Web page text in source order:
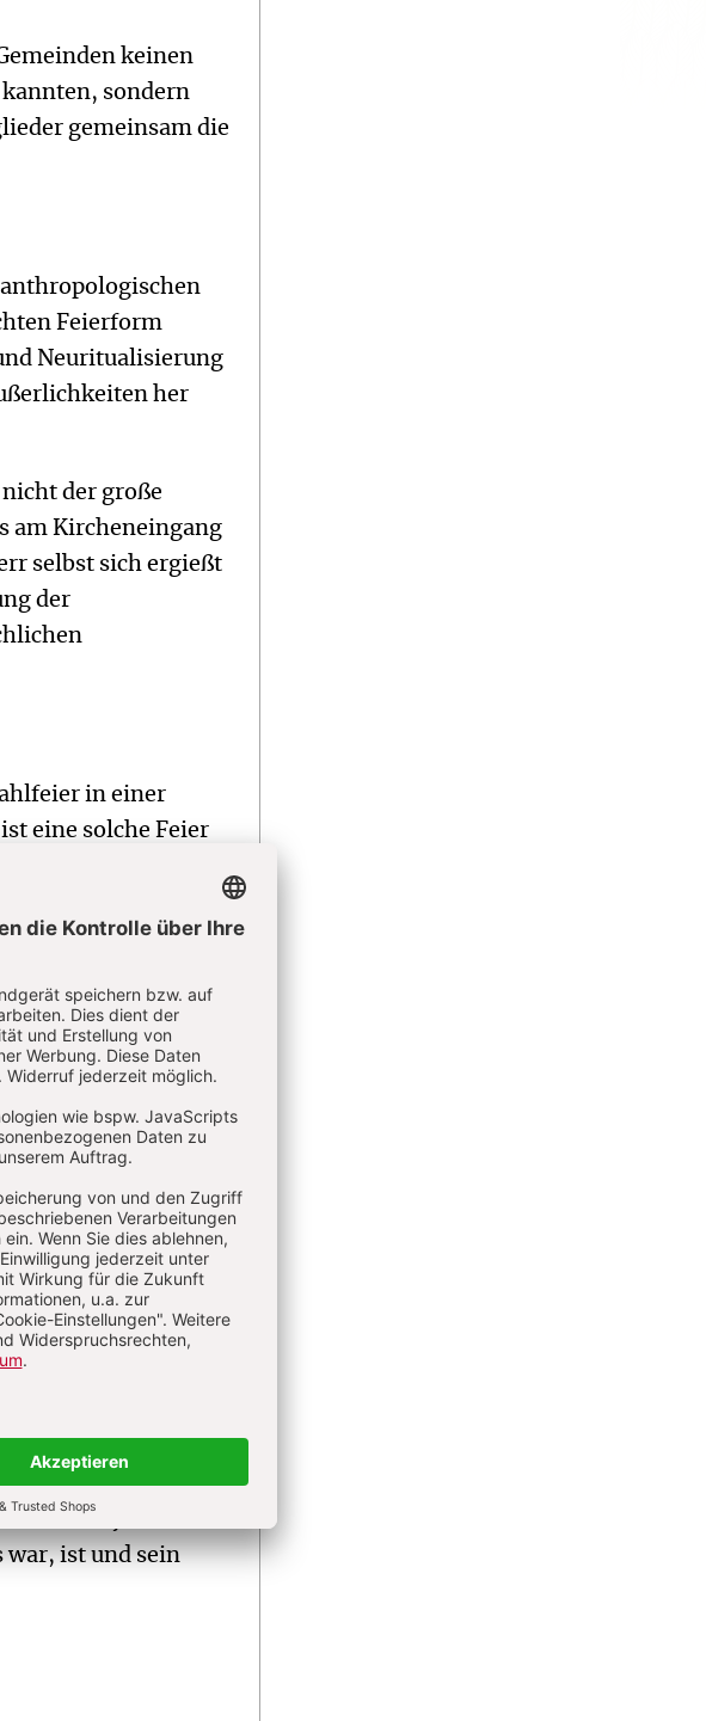
keinen
sondern
gemeinsam die
Feierform
Neuritualisierung
her
der große
am Kircheneingang
selbst sich ergießt
der
in einer
eine solche Feier
Dom und einem
Hinblick auf die
Die
ist ein
Vergangenheit.
Gerät forschen oder
zeigt die
de Chardin ein
ist ja nicht ein
war, ist und sein